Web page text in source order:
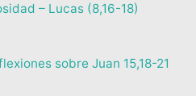
– Lucas (8,16-18)
sobre Juan 15,18-21